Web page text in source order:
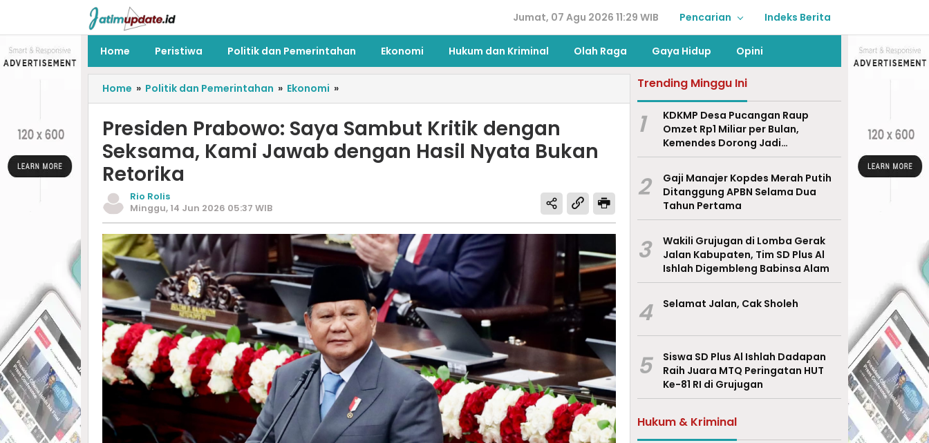
Jumat, 07 Agu 2026 11:29 WIB Pencarian Indeks Berita
Home Peristiwa Politik dan Pemerintahan Ekonomi Hukum dan Kriminal Olah Raga Gaya Hidup Opini
Home » Politik dan Pemerintahan » Ekonomi »
Presiden Prabowo: Saya Sambut Kritik dengan
Seksama, Kami Jawab dengan Hasil Nyata Bukan
Retorika
Rio Rolis
Minggu, 14 Jun 2026 05:37 WIB
Trending Minggu Ini
1
KDKMP Desa Pucangan Raup
Omzet Rp1 Miliar per Bulan,
Kemendes Dorong Jadi
Percontohan Nasional
2
Gaji Manajer Kopdes Merah Putih
Ditanggung APBN Selama Dua
Tahun Pertama
3
Wakili Grujugan di Lomba Gerak
Jalan Kabupaten, Tim SD Plus Al
Ishlah Digembleng Babinsa Alam
4 Selamat Jalan, Cak Sholeh
5
Siswa SD Plus Al Ishlah Dadapan
Raih Juara MTQ Peringatan HUT
Ke-81 RI di Grujugan
Hukum & Kriminal